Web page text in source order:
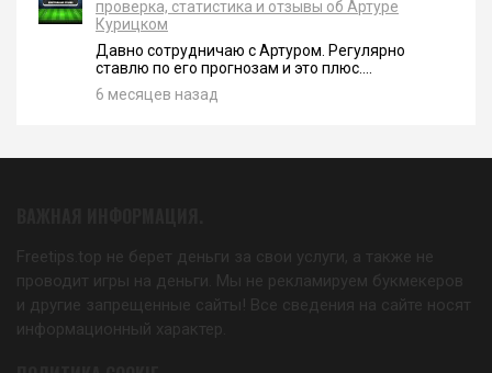
проверка, статистика и отзывы об Артуре
Курицком
Давно сотрудничаю с Артуром. Регулярно
ставлю по его прогнозам и это плюс....
6 месяцев назад
Freetips.top не берет деньги за свои услуги, а также не
проводит игры на деньги. Мы не рекламируем букмекеров
и другие запрещенные сайты! Все сведения на сайте носят
информационный характер.